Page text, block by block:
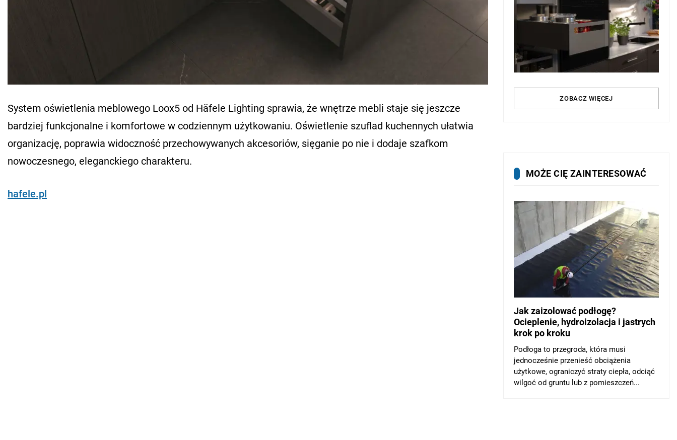
System oświetlenia meblowego Loox5 od Häfele Lighting sprawia, że wnętrze mebli staje się jeszcze
bardziej funkcjonalne i komfortowe w codziennym użytkowaniu. Oświetlenie szuflad kuchennych ułatwia
organizację, poprawia widoczność przechowywanych akcesoriów, sięganie po nie i dodaje szafkom
nowoczesnego, eleganckiego charakteru.
hafele.pl
ZOBACZ WIĘCEJ
MOŻE CIĘ ZAINTERESOWAĆ
Jak zaizolować podłogę?
Ocieplenie, hydroizolacja i jastrych
krok po kroku
Podłoga to przegroda, która musi
jednocześnie przenieść obciążenia
użytkowe, ograniczyć straty ciepła, odciąć
wilgoć od gruntu lub z pomieszczeń...